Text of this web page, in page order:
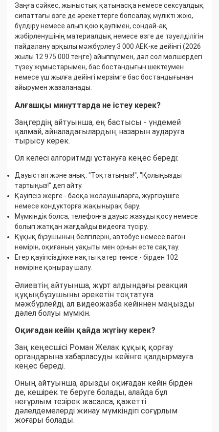
Заңға сәйкес, жыныстық қатынасқа немесе сексуалдық
сипаттағы өзге де әрекеттерге бопсалау, мүлікті жою,
бүлдіру немесе алып қою қаупімен, сондай-ақ
жәбірленушінің материалдық немесе өзге де тәуелділігін
пайдалану арқылы мәжбүрлеу 3 000 АЕК-ке дейінгі (2026
жылы 12 975 000 теңге) айыппұлмен, дәл сол мөлшердегі
түзеу жұмыстарымен, бас бостандығын шектеумен
немесе үш жылға дейінгі мерзімге бас бостандығынан
айырумен жазаланады.
Алғашқы минуттарда не істеу керек?
Заңгердің айтуынша, ең бастысы - үндемей
қалмай, айналадағылардың назарын аударуға
тырысу керек.
Ол келесі алгоритмді ұстануға кеңес береді:
Дауыстап және анық: "Тоқтатыңыз!", "Қолыңызды
тартыңыз!" деп айту.
Қауіпсіз жерге - басқа жолаушыларға, жүргізушіге
немесе кондукторға жақынырақ бару.
Мүмкіндік болса, телефонға дауыс жазуды қосу немесе
болып жатқан жағдайды видеоға түсіру.
Құқық бұзушының белгілерін, автобус немесе вагон
нөмірін, оқиғаның уақыты мен орнын есте сақтау.
Егер қауіпсіздікке нақты қатер төнсе - бірден 102
нөміріне қоңырау шалу.
Әлиевтің айтуынша, жұрт алдындағы реакция
құқықбұзушыны әрекетін тоқтатуға
мәжбүрлейді, ал видеожазба кейіннен маңызды
дәлел болуы мүмкін.
Оқиғадан кейін қайда жүгіну керек?
Заң кеңесшісі Роман Желак құқық қорғау
органдарына хабарласуды кейінге қалдырмауға
кеңес береді.
Оның айтуынша, арызды оқиғадан кейін бірден
де, кешірек те беруге болады, алайда бұл
неғұрлым тезірек жасалса, қажетті
дәлелдемелерді жинау мүмкіндігі соғұрлым
жоғары болады.